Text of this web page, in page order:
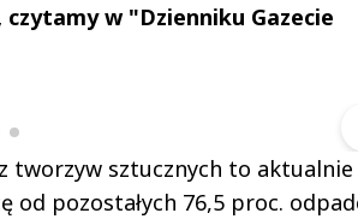
w "Dzienniku Gazecie
tworzyw sztucznych to aktualnie
od pozostałych 76,5 proc.